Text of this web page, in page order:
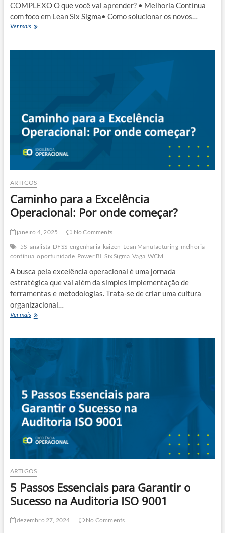
COMPLEXO O que você vai aprender? • Melhoria Contínua
com foco em Lean Six Sigma• Como solucionar os novos…
Ver maisWhite
ARTIGOS
Caminho para a Excelência
Operacional: Por onde começar?
janeiro 4, 2025
No Comments
5S analista DFSS engenharia kaizen Lean Manufacturing melhoria
contínua oportunidade Power BI Six Sigma Vaga WCM
A busca pela excelência operacional é uma jornada
estratégica que vai além da simples implementação de
ferramentas e metodologias. Trata-se de criar uma cultura
organizacional…
Ver maisCaminho
Operacional:
onde
começar?
ARTIGOS
5 Passos Essenciais para Garantir o
Sucesso na Auditoria ISO 9001
dezembro 27, 2024 No Comments